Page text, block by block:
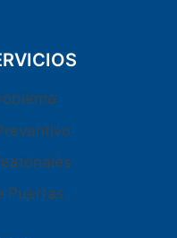
Puertas